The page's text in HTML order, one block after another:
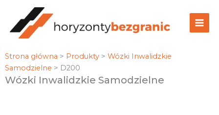
treści
Strona główna > Produkty > Wózki Inwalidzkie
Samodzielne > D200
Wózki Inwalidzkie Samodzielne